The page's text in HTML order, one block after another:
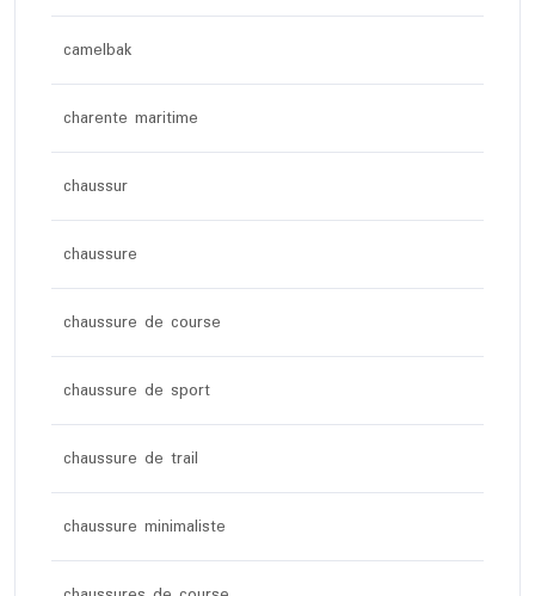
camelbak
charente maritime
chaussur
chaussure
chaussure de course
chaussure de sport
chaussure de trail
chaussure minimaliste